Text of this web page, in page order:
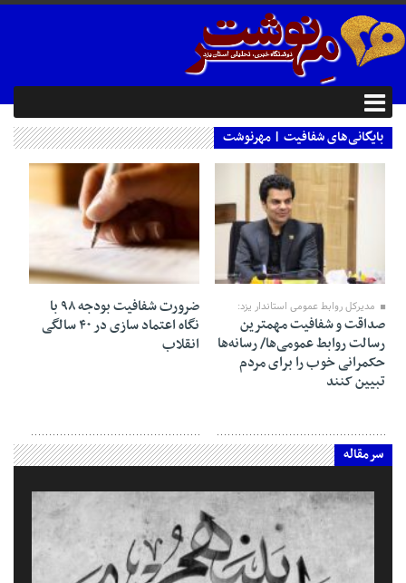
بایگانی‌های شفافیت | مهرنوشت
28 ژانویه 2019
مدیرکل روابط عمومی استاندار یزد:
صداقت و شفافیت مهمترین
رسالت روابط عمومی‌ها/ رسانه‌ها
حکمرانی خوب را برای مردم
تبیین کنند
ضرورت شفافیت بودجه ۹۸ با
نگاه اعتماد سازی در ۴۰ سالگی
انقلاب
سرمقاله